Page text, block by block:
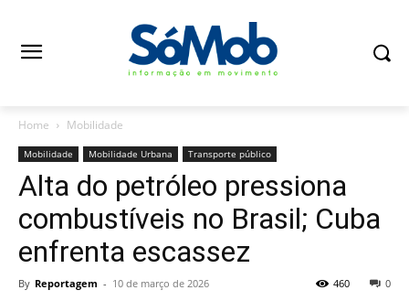
Home Mobilidade
Mobilidade Mobilidade Urbana Transporte público
Alta do petróleo pressiona
combustíveis no Brasil; Cuba
enfrenta escassez
By Reportagem - 10 de março de 2026 0
460